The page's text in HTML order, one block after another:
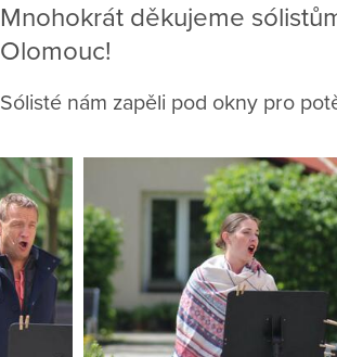
Mnohokrát děkujeme
Olomouc!
Sólisté nám zapěli pod okny pro